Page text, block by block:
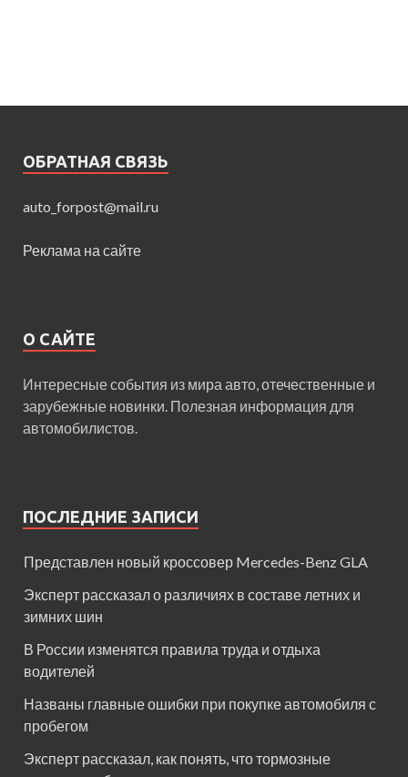
ОБРАТНАЯ СВЯЗЬ
auto_forpost@mail.ru
Реклама на сайте
О САЙТЕ
Интересные события из мира авто, отечественные и
зарубежные новинки. Полезная информация для
автомобилистов.
ПОСЛЕДНИЕ ЗАПИСИ
Представлен новый кроссовер Mercedes-Benz GLA
Эксперт рассказал о различиях в составе летних и
зимних шин
В России изменятся правила труда и отдыха
водителей
Названы главные ошибки при покупке автомобиля с
пробегом
Эксперт рассказал, как понять, что тормозные